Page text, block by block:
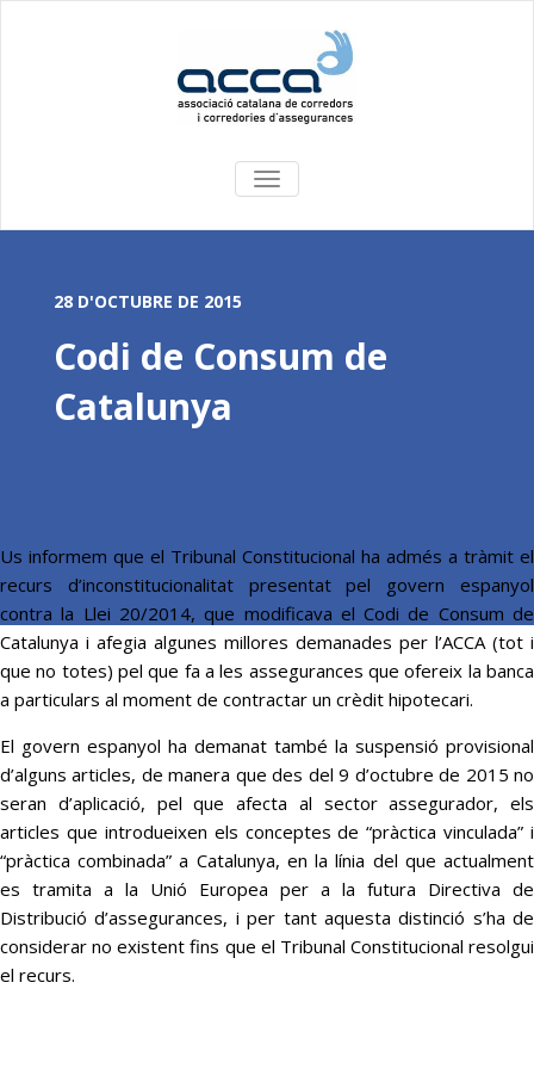
COMMUTA
LA
28 D'OCTUBRE DE 2015
Codi de Consum de
Catalunya
Us informem que el Tribunal Constitucional ha admés a tràmit el
recurs d’inconstitucionalitat presentat pel govern espanyol
contra la Llei 20/2014, que modificava el Codi de Consum de
Catalunya i afegia algunes millores demanades per l’ACCA (tot i
que no totes) pel que fa a les assegurances que ofereix la banca
a particulars al moment de contractar un crèdit hipotecari.
El govern espanyol ha demanat també la suspensió provisional
d’alguns articles, de manera que des del 9 d’octubre de 2015 no
seran d’aplicació, pel que afecta al sector assegurador, els
articles que introdueixen els conceptes de “pràctica vinculada” i
“pràctica combinada” a Catalunya, en la línia del que actualment
es tramita a la Unió Europea per a la futura Directiva de
Distribució d’assegurances, i per tant aquesta distinció s’ha de
considerar no existent fins que el Tribunal Constitucional resolgui
el recurs.